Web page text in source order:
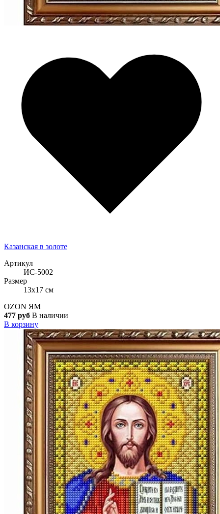
Казанская в золоте
Артикул
ИС-5002
Размер
13x17 см
OZON ЯМ
477 руб В наличии
В корзину